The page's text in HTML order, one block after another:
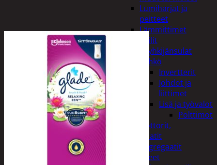
Lumiharjat ja
peitteet
Lämmittimet
Peilit
Pyyhkijänsulat
Sähkö
Invertterit
Johdot ja
liittimet
Lisä ja työvalot
Polttimot
Irtomoottorit,
aggregaatit
Aggregaatit
Lisälaitteet